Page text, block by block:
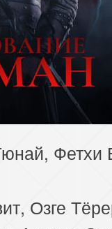
75 серия
79 серия
83 серия
Фетхи
Озге